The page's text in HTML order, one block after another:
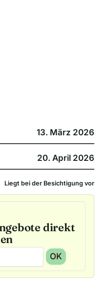
13. März 2026
20. April 2026
Liegt bei der Besichtigung vor
direkt
OK